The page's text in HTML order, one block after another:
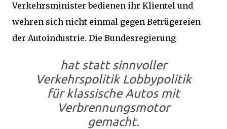
Verkehrsminister bedienen ihr Klientel und
wehren sich nicht einmal gegen Betrügereien
der Autoindustrie. Die Bundesregierung
hat statt sinnvoller
Verkehrspolitik Lobbypolitik
für klassische Autos mit
Verbrennungsmotor
gemacht.